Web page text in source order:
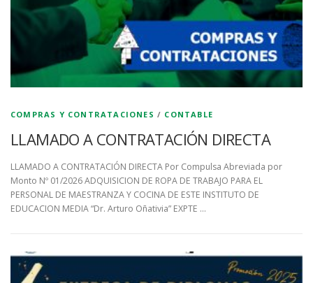
COMPRAS Y CONTRATACIONES / CONTABLE
LLAMADO A CONTRATACIÓN DIRECTA
LLAMADO A CONTRATACIÓN DIRECTA Por Compulsa Abreviada por
Monto Nº 01/2026 ADQUISICION DE ROPA DE TRABAJO PARA EL
PERSONAL DE MAESTRANZA Y COCINA DE ESTE INSTITUTO DE
EDUCACION MEDIA “Dr. Arturo Oñativia” EXPTE …